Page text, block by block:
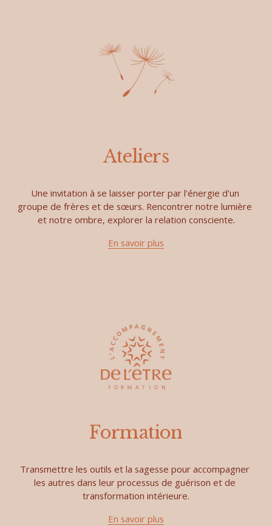
Ateliers
Une invitation à se laisser porter par l'énergie d'un
groupe de frères et de sœurs. Rencontrer notre lumière
et notre ombre, explorer la relation consciente.
En savoir plus
Formation
Transmettre les outils et la sagesse pour accompagner
les autres dans leur processus de guérison et de
transformation intérieure.
En savoir plus